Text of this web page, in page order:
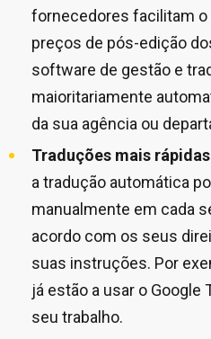
fornecedores facilitam
preços de pós-edição
software de gestão e
maioritariamente
da sua agência ou
Traduções mais
a tradução automática
manualmente em cada
acordo com os seus
suas instruções. Por
já estão a usar o Google
seu trabalho.